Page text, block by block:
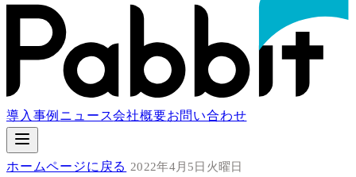
導入事例 ニュース会社概要お問い合わせ
ホームページに戻る 2022年4月5日火曜日